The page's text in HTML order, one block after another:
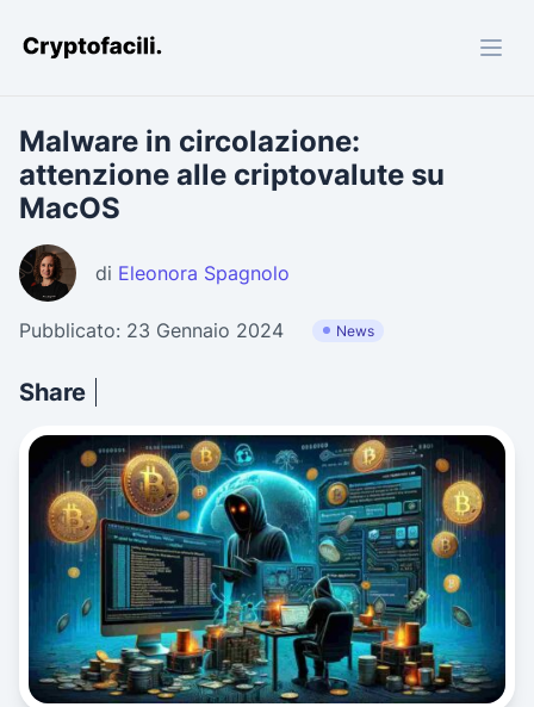
Cryptofacili.com
Malware in circolazione:
attenzione alle criptovalute su
MacOS
di Eleonora Spagnolo
Pubblicato: 23 Gennaio 2024 News
Share